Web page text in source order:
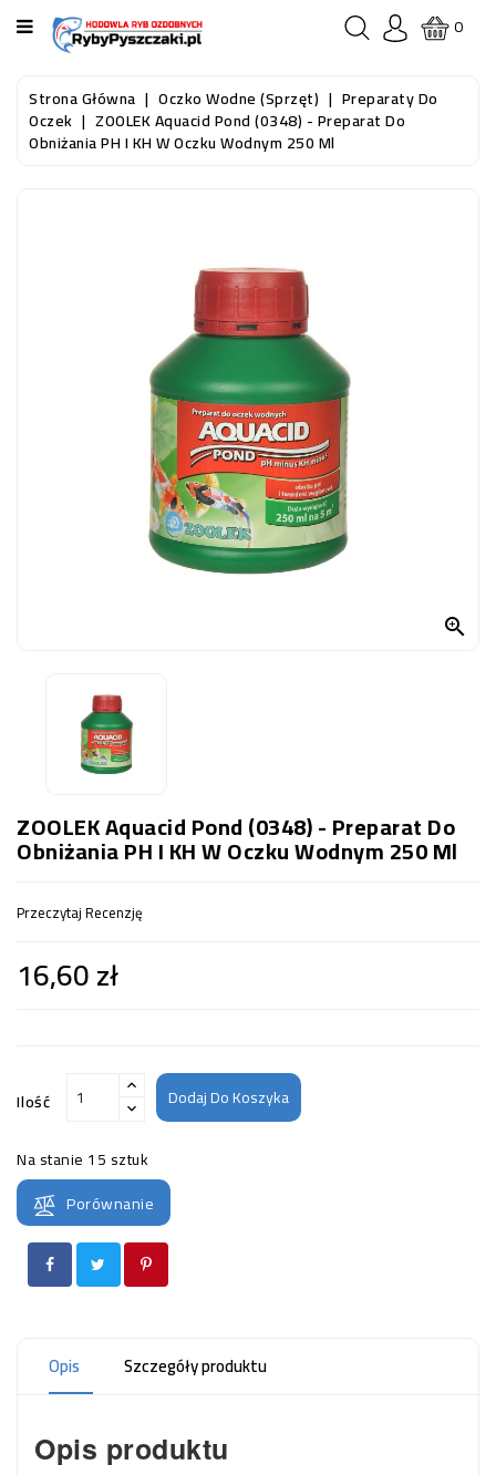
KATEGORIA
STRONA
GŁÓWNA
0
Strona Główna Oczko Wodne (sprzęt) Preparaty Do
Oczek ZOOLEK Aquacid Pond (0348) - Preparat Do
Obniżania PH I KH W Oczku Wodnym 250 Ml

ZOOLEK Aquacid Pond (0348) - Preparat Do
Obniżania PH I KH W Oczku Wodnym 250 Ml
Przeczytaj Recenzję
16,60 zł
Ilość Dodaj Do Koszyka
Na stanie 15 sztuk
Porównanie
Opis Szczegóły produktu
Opis produktu